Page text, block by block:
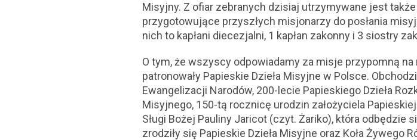
Misyjny. Z ofiar zebranych dzisiaj utrzymywane jest
przygotowujące przyszłych misjonarzy do posłania
nich to kapłani diecezjalni, 1 kapłan zakonny i 3 siostry
O tym, że wszyscy odpowiadamy za misje przypomną
patronowały Papieskie Dzieła Misyjne w Polsce.
Ewangelizacji Narodów, 200-lecie Papieskiego Dzieła
Misyjnego, 150-tą rocznicę urodzin założyciela
Sługi Bożej Pauliny Jaricot (czyt. Żariko), która odbędzie
zrodziły się Papieskie Dzieła Misyjne oraz Koła Żywego